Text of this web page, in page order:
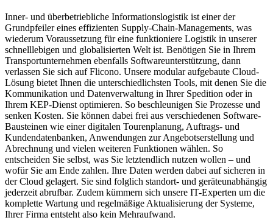
Inner- und überbetriebliche Informationslogistik ist einer der
Grundpfeiler eines effizienten Supply-Chain-Managements, was
wiederum Voraussetzung für eine funktioniere Logistik in unserer
schnelllebigen und globalisierten Welt ist. Benötigen Sie in Ihrem
Transportunternehmen ebenfalls Softwareunterstützung, dann
verlassen Sie sich auf Flicono. Unsere modular aufgebaute Cloud-
Lösung bietet Ihnen die unterschiedlichsten Tools, mit denen Sie die
Kommunikation und Datenverwaltung in Ihrer Spedition oder in
Ihrem KEP-Dienst optimieren. So beschleunigen Sie Prozesse und
senken Kosten. Sie können dabei frei aus verschiedenen Software-
Bausteinen wie einer digitalen Tourenplanung, Auftrags- und
Kundendatenbanken, Anwendungen zur Angebotserstellung und
Abrechnung und vielen weiteren Funktionen wählen. So
entscheiden Sie selbst, was Sie letztendlich nutzen wollen – und
wofür Sie am Ende zahlen. Ihre Daten werden dabei auf sicheren in
der Cloud gelagert. Sie sind folglich standort- und geräteunabhängig
jederzeit abrufbar. Zudem kümmern sich unsere IT-Experten um die
komplette Wartung und regelmäßige Aktualisierung der Systeme,
Ihrer Firma entsteht also kein Mehraufwand.